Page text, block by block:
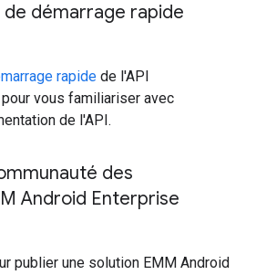
de démarrage rapide
rapide de l'API
vous familiariser avec
de l'API.
des
Android Enterprise
publier une solution EMM Android